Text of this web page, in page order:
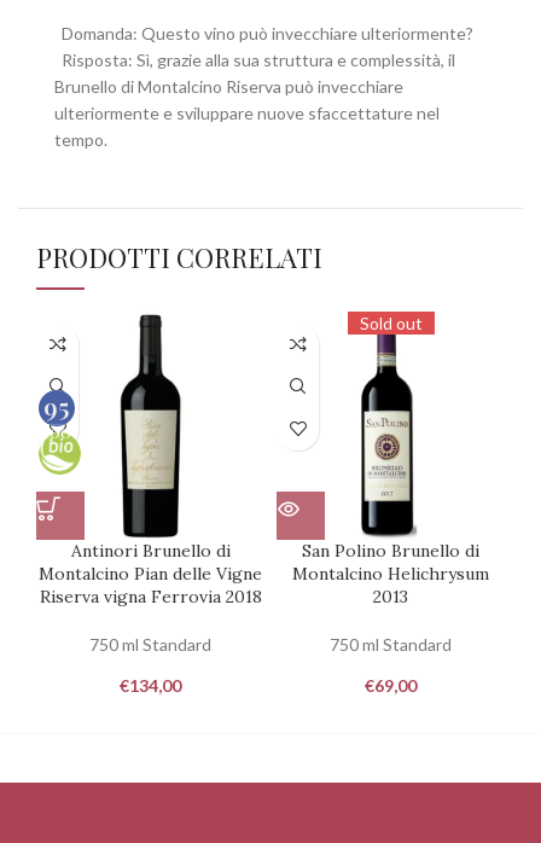
Domanda: Questo vino può invecchiare ulteriormente?
Risposta: Sì, grazie alla sua struttura e complessità, il
Brunello di Montalcino Riserva può invecchiare
ulteriormente e sviluppare nuove sfaccettature nel
tempo.
PRODOTTI CORRELATI
Antinori Brunello di
Montalcino Pian delle Vigne
Riserva vigna Ferrovia 2018
750 ml Standard
€134,00
Sold out
San Polino Brunello di
Montalcino Helichrysum
2013
750 ml Standard
€69,00
95
100